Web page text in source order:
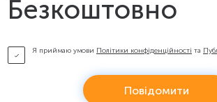
Безкоштовно
Я приймаю умови Політики конфіденційності та
Повідомити